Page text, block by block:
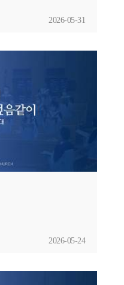
2026-05-31
2026-05-24